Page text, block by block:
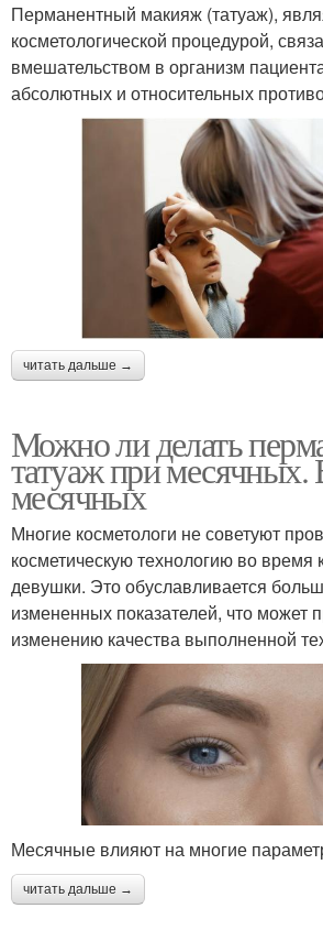
Перманентный макияж (татуаж),
косметологической процедурой,
вмешательством в организм
абсолютных и относительных
читать дальше →
Можно ли делать
татуаж при месячных.
месячных
Многие косметологи не советуют
косметическую технологию во время
девушки. Это обуславливается
измененных показателей, что может
изменению качества выполненной
Месячные влияют на многие
читать дальше →